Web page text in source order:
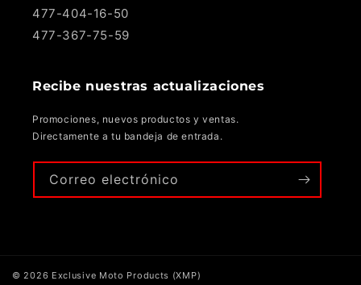
477-404-16-50
477-367-75-59
Recibe nuestras actualizaciones
Promociones, nuevos productos y ventas.
Directamente a tu bandeja de entrada.
Correo electrónico
© 2026 Exclusive Moto Products (XMP)